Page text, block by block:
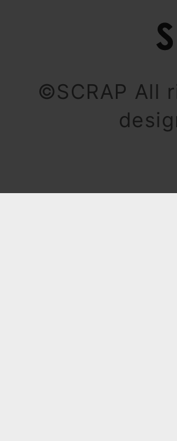
©SCRAP